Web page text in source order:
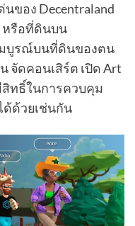
ของ Decentraland
หรือที่ดินบน
บูรณ์บนที่ดินของตน
จัดคอนเสิร์ต เปิด Art
สิทธิ์ในการควบคุม
ด้วยเช่นกัน